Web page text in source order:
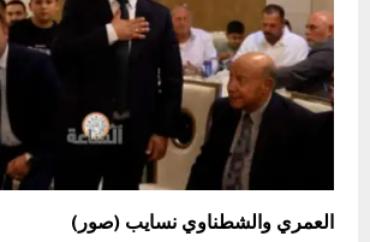
العمري والشطناوي نسايب (صور)